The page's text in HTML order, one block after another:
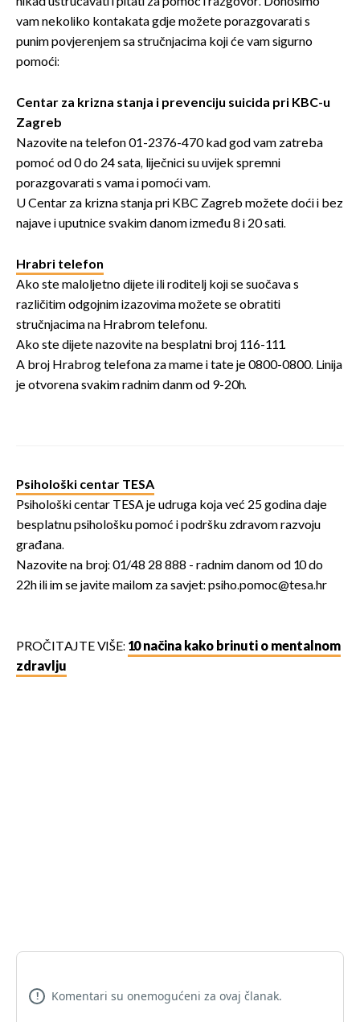
vam nekoliko kontakata gdje možete porazgovarati s
punim povjerenjem sa stručnjacima koji će vam sigurno
pomoći:
Centar za krizna stanja i prevenciju suicida pri KBC-u
Zagreb
Nazovite na telefon 01-2376-470 kad god vam zatreba
pomoć od 0 do 24 sata, liječnici su uvijek spremni
porazgovarati s vama i pomoći vam.
U Centar za krizna stanja pri KBC Zagreb možete doći i bez
najave i uputnice svakim danom između 8 i 20 sati.
Hrabri telefon
Ako ste maloljetno dijete ili roditelj koji se suočava s
različitim odgojnim izazovima možete se obratiti
stručnjacima na Hrabrom telefonu.
Ako ste dijete nazovite na besplatni broj 116-111.
A broj Hrabrog telefona za mame i tate je 0800-0800. Linija
je otvorena svakim radnim danm od 9-20h.
Psihološki centar TESA
Psihološki centar TESA je udruga koja već 25 godina daje
besplatnu psihološku pomoć i podršku zdravom razvoju
građana.
Nazovite na broj: 01/48 28 888 - radnim danom od 10 do
22h ili im se javite mailom za savjet: psiho.pomoc@tesa.hr
PROČITAJTE VIŠE: 10 načina kako brinuti o mentalnom
zdravlju
! Komentari su onemogućeni za ovaj članak.